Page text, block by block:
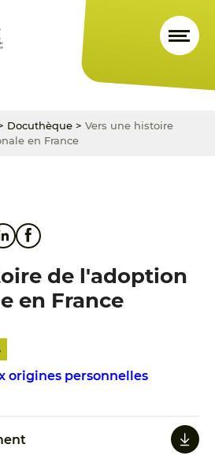
Docuthèque > Vers une histoire
en France
de l'adoption
en France
origines personnelles